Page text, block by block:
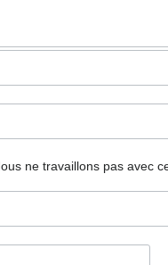
ne travaillons pas avec